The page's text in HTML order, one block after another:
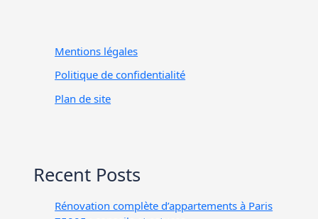
Mentions légales
Politique de confidentialité
Plan de site
Recent Posts
Rénovation complète d’appartements à Paris